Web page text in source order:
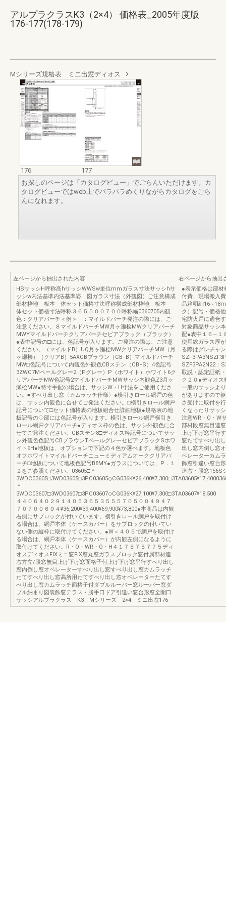
アルプラクラスK3（2×4） 価格表_2005年度版
176-177(178-179)
Mシリーズ規格表 ミニ出窓ディオス
176
177
お探しのページは「カタログビュー」でごらんいただけます。カ
タログビューではweb上でパラパラめくりながらカタログをごら
んになれます。
左ページから抽出された内容
HSサッシH呼称高hサッシWWSw単位mmガラス寸法サッシhサ
ッシw内法基準内法基準姿 図ガラス寸法（外観図）ご注意構成
部材枠地 板本 体セット価格寸法呼称構成部材枠地 板本
体セット価格寸法呼称３６５５００７００呼称幅0360705内観
色：クリアバーチ＜例＞ ：マイルドバーチ発注の際には、ご
注意ください。８マイルドバーチMW月ヶ瀬桧MWクリアバーチ
MWYマイルドバーチクリアバーチセピアブラック（ブラック）
●表中記号の□には、色記号が入ります。ご発注の際は、ご注意
ください。（マイルドB）UQ月ヶ瀬桧MWクリアバーチMW（月
ヶ瀬桧）（クリアB）5AXCBブラウン（CB−B）マイルドバーチ
MW□色記号について内観色外観色CBステン（CB−S）4色記号
3ZWC7Mペールグレー2（Pグレー）P（ホワイト）ホワイト6ク
リアバーチMW色記号2マイルドバーチMWサッシ内観色Z3月ヶ
瀬桧MW●特寸手配の場合は、サッシW・H寸法をご使用くださ
い。■すべり出し窓〈カムラッチ仕様〉●横引きロール網戸の色
は、サッシ内観色に合せてご発注ください。□横引きロール網戸
記号について□セット価格表の地板組合せ詳細地板●規格表の地
板記号の◇部には色記号が入ります。横引きロール網戸横引き
ロール網戸クリアバーチ●ディオス枠の色は、サッシ外観色に合
せてご発注ください。CBステン8□ディオス枠記号についてサッ
シ外観色色記号CBブラウンTペールグレーセピアブラックSホワ
イト9H●地板は、オプションで下記の４色が選べます。地板色
オフホワイトマイルドバーチニューミディアムオーククリアバ
ーチ□地板について地板色記号B8MY●ガラスについては、P．１
２をご参照ください。03605□＊
＊
3WDC03607□3WD03607□3PC03607◇CG036K¥27,100¥7,300□3TA03607¥18,500
４４０６４０２９１４０５３６５３５５５７０５００４９４７
７０７００６９４¥36,200¥39,400¥69,900¥73,800●本商品は内観
右側にサブロックが付いています。横引きロール網戸を取付け
る場合は、網戸本体（ケースカバー）をサブロックの付いてい
ない側の縦枠に取付けてください。●W＜４０５で網戸を取付け
る場合は、網戸本体（ケースカバー）が内観左側になるように
取付けてください。R・O・WR・O・H４１７５７５７７５ディ
オスディオスFIXミニ窓FIX窓丸窓ガラスブロック窓付属部材連
窓方立/段窓無目上げ下げ窓面格子付上げ下げ窓平行すべり出し
窓内倒し窓オペレーターすべり出し窓すべり出し窓カムラッチ
たてすべり出し窓高所用たてすべり出し窓オペレーターたてす
べり出し窓カムラッチ面格子付ダブルルーバー窓ルーバー窓ダ
ブル納まり図装飾窓テラス・勝手口ドア引違い窓台形窓全開口
サッシアルプラクラス K3 Mシリーズ 2×4 ミニ出窓176
右ページから抽出
●表示価格は部材
付費、現場搬入
品箱明細
ク）記号・価格
宅防火戸に適合
対象商品サッシ
配●表中１６∼１
使用総ガラス厚
る際はグレチャ
SZF3PA2N22：
取説・認定証紙
ク２０●ディオス
一般のサッシよ
がありますので
さ受けに取付を
くなったりサッ
注意WR・O・W
部材段窓無目連
上げ下げ窓平行
窓たてすべり出
出し窓内倒し窓
ペレーターカム
飾窓引違い窓台
連窓・段窓156S